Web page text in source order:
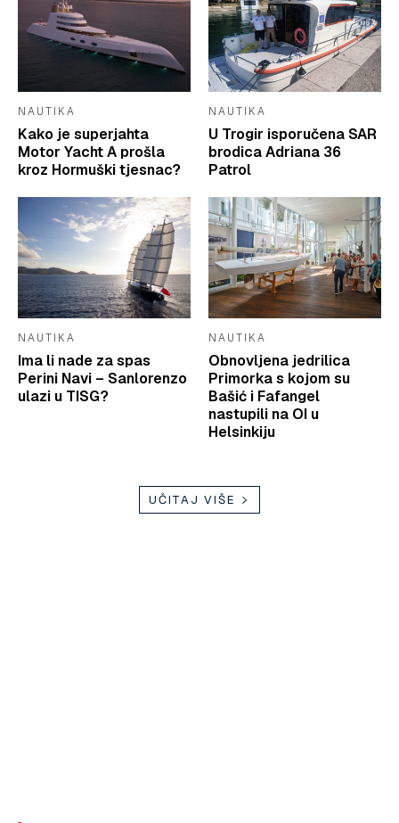
NAUTIKA
Kako je superjahta
Motor Yacht A prošla
kroz Hormuški tjesnac?
NAUTIKA
U Trogir isporučena SAR
brodica Adriana 36
Patrol
NAUTIKA
Ima li nade za spas
Perini Navi – Sanlorenzo
ulazi u TISG?
NAUTIKA
Obnovljena jedrilica
Primorka s kojom su
Bašić i Fafangel
nastupili na OI u
Helsinkiju
UČITAJ VIŠE